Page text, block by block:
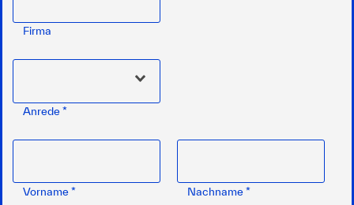
Firma
Anrede*
Vorname* Nachname*